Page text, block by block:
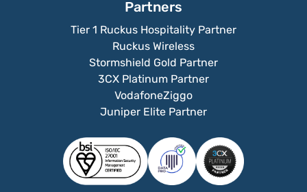
Partners
Tier 1 Ruckus Hospitality Partner
Ruckus Wireless
Stormshield Gold Partner
3CX Platinum Partner
VodafoneZiggo
Juniper Elite Partner